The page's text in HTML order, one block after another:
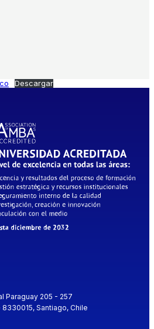
Descargar
Paraguay 205 - 257
Santiago, Chile